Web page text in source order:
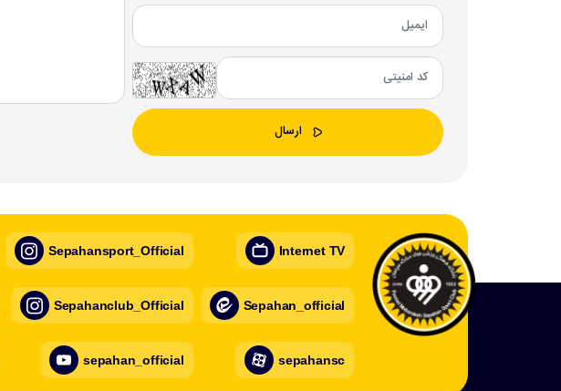
Sepahansport_Official
Sepahanclub_Official
sepahan_official
Internet TV
Sepahan_official
sepahansc